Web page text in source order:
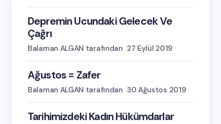
Depremin Ucundaki Gelecek Ve
Çağrı
Balaman ALGAN tarafından 27 Eylül 2019
Ağustos = Zafer
Balaman ALGAN tarafından 30 Ağustos 2019
Tarihimizdeki Kadın Hükümdarlar